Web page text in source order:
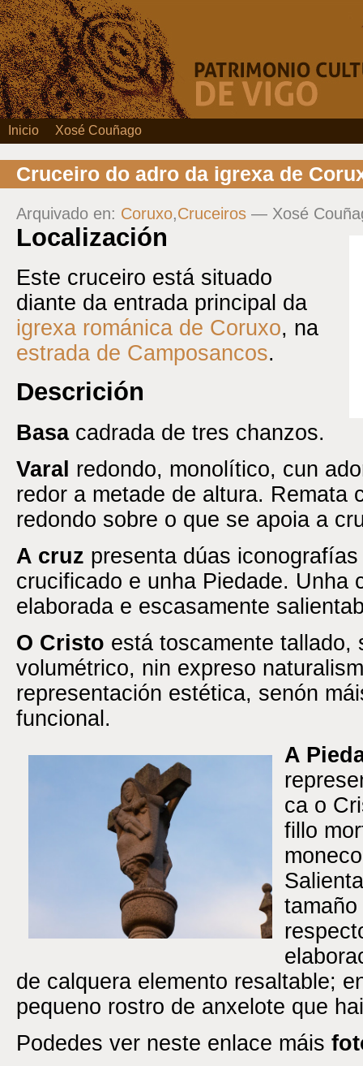
Inicio Xosé Couñago
Cruceiro do adro da igrexa de
Arquivado en: Coruxo,Cruceiros — Xosé
Localización
Este cruceiro está situado
diante da entrada principal da
igrexa románica de Coruxo, na
estrada de Camposancos.
Descrición
Basa cadrada de tres chanzos.
Varal redondo, monolítico, cun
redor a metade de altura. Remata
redondo sobre o que se apoia a
A cruz presenta dúas
crucificado e unha Piedade. Unha
elaborada e escasamente
O Cristo está toscamente tallado,
volumétrico, nin expreso
representación estética, senón
funcional.
A
ca o
fillo
de calquera elemento resaltable;
pequeno rostro de anxelote que
Podedes ver neste enlace máis